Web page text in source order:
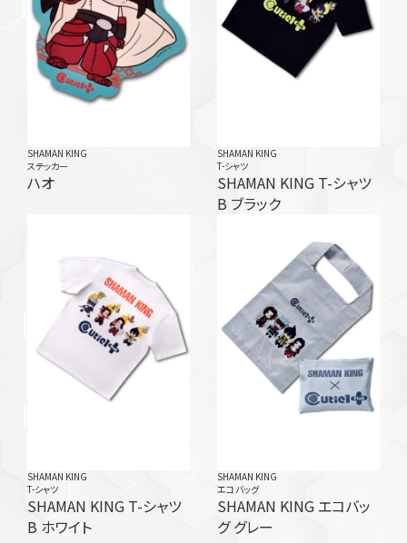
SHAMAN KING
ステッカー
ハオ
SHAMAN KING
T-シャツ
SHAMAN KING T-シャツ
B ブラック
SHAMAN KING
T-シャツ
SHAMAN KING T-シャツ
B ホワイト
SHAMAN KING
エコバッグ
SHAMAN KING エコバッ
グ グレー